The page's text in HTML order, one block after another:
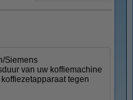
Siemens
van uw koffiemachine
tegen